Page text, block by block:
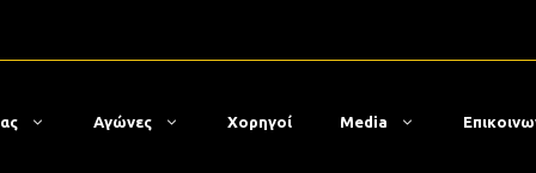
Αγώνες Χορηγοί Media